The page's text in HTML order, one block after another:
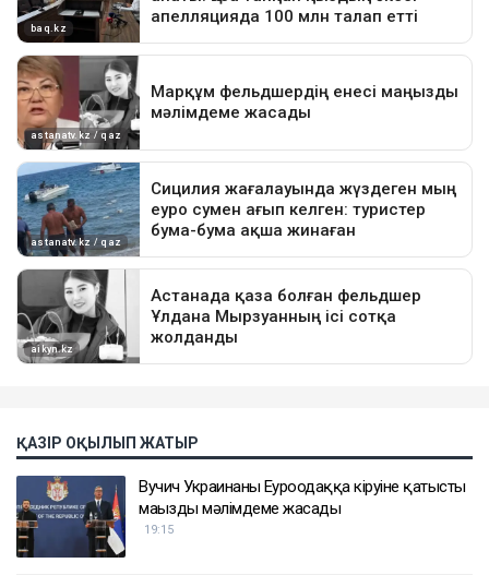
ҚАЗІР ОҚЫЛЫП ЖАТЫР
Вучич Украинаның Еуроодаққа кіруіне қатысты
маңызды мәлімдеме жасады
19:15